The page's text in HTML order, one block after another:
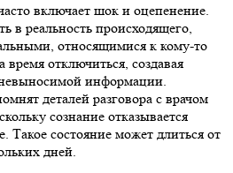
включает шок и оцепенение.
в реальность происходящего,
относящимися к кому-то
отключиться, создавая
информации.
деталей разговора с врачом
сознание отказывается
Такое состояние может длиться от
дней.